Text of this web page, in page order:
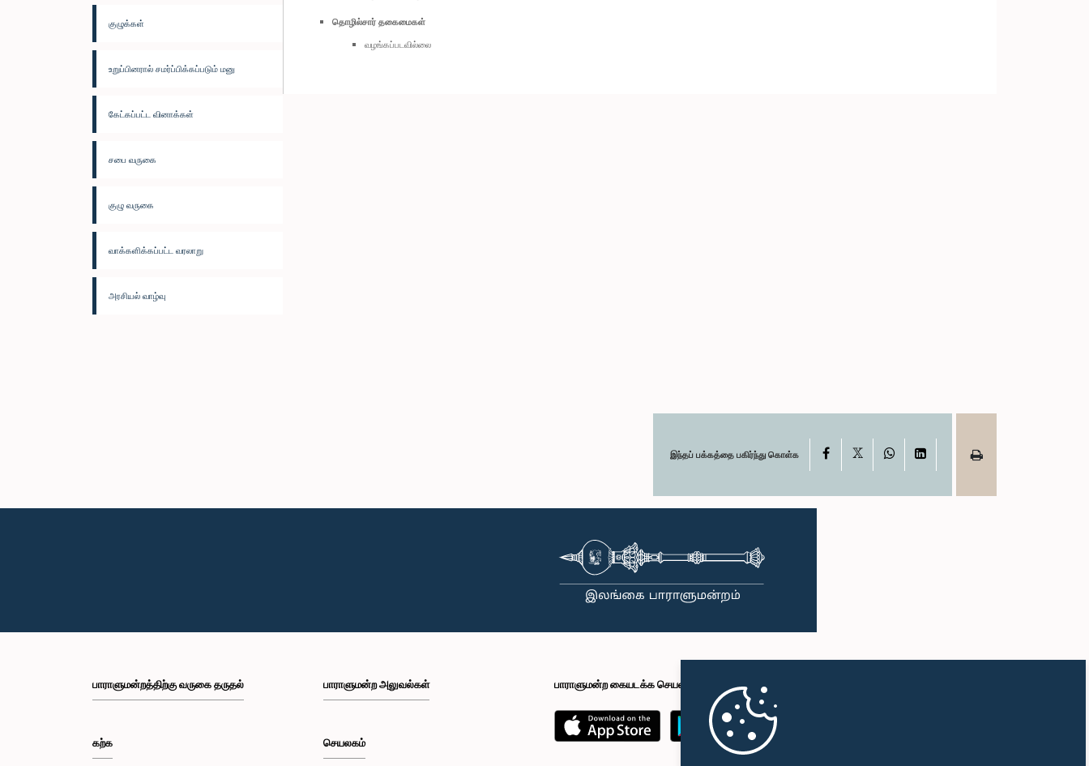
குழுக்கள்
உறுப்பினரால் சமர்ப்பிக்கப்படும் மனு
கேட்கப்பட்ட வினாக்கள்
சபை வருகை
குழு வருகை
வாக்களிக்கப்பட்ட வரலாறு
அரசியல் வாழ்வு
தொழில்சார் தகைமைகள்
வழங்கப்படவில்லை
இந்தப் பக்கத்தை பகிர்ந்து கொள்க Facebook WhatsAppLinkedIn
பாராளுமன்றத்திற்கு வருகை தருதல்
கற்க
பாராளுமன்ற அலுவல்கள்
செயலகம்
பாராளுமன்ற கையடக்க செயலி